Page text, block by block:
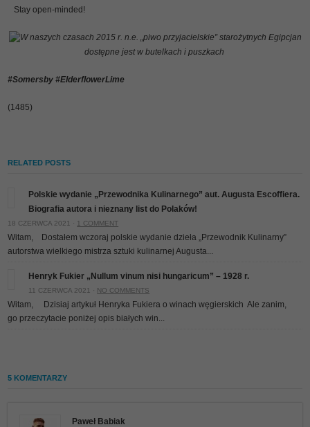
Stay open-minded!
W naszych czasach 2015 r. n.e. „piwo przyjacielskie” starożytnych Egipcjan
dostępne jest w butelkach i puszkach
#Somersby #ElderflowerLime
(1485)
RELATED POSTS
Polskie wydanie „Przewodnika Kulinarnego” aut. Augusta Escoffiera.
Biografia autora i nieznany list do Polaków!
18 CZERWCA 2021 · 1 COMMENT
Witam, Dostałem wczoraj polskie wydanie dzieła „Przewodnik Kulinarny”
autorstwa wielkiego mistrza sztuki kulinarnej Augusta...
Henryk Fukier „Nullum vinum nisi hungaricum” – 1928 r.
11 CZERWCA 2021 · NO COMMENTS
Witam, Dzisiaj artykuł Henryka Fukiera o winach węgierskich Ale zanim,
go przeczytacie poniżej opis białych win...
5 KOMENTARZY
Paweł Babiak